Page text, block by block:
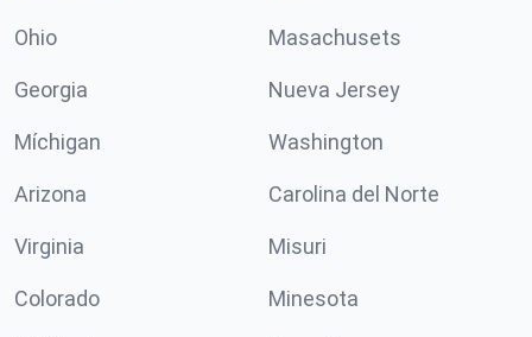
Ohio Masachusets
Georgia Nueva Jersey
Míchigan Washington
Arizona Carolina del Norte
Virginia Misuri
Colorado Minesota